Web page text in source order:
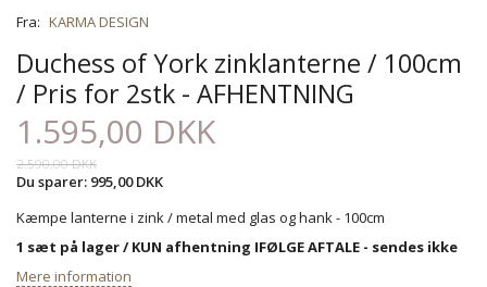
Fra: KARMA DESIGN
Duchess of York zinklanterne / 100cm
/ Pris for 2stk - AFHENTNING
1.595,00 DKK
2.590,00 DKK
Du sparer: 995,00 DKK
Kæmpe lanterne i zink / metal med glas og hank - 100cm
1 sæt på lager / KUN afhentning IFØLGE AFTALE - sendes ikke
Mere information